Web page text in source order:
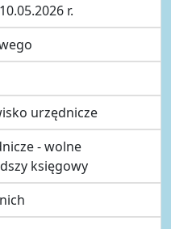
r.
urzędnicze
- wolne
księgowy